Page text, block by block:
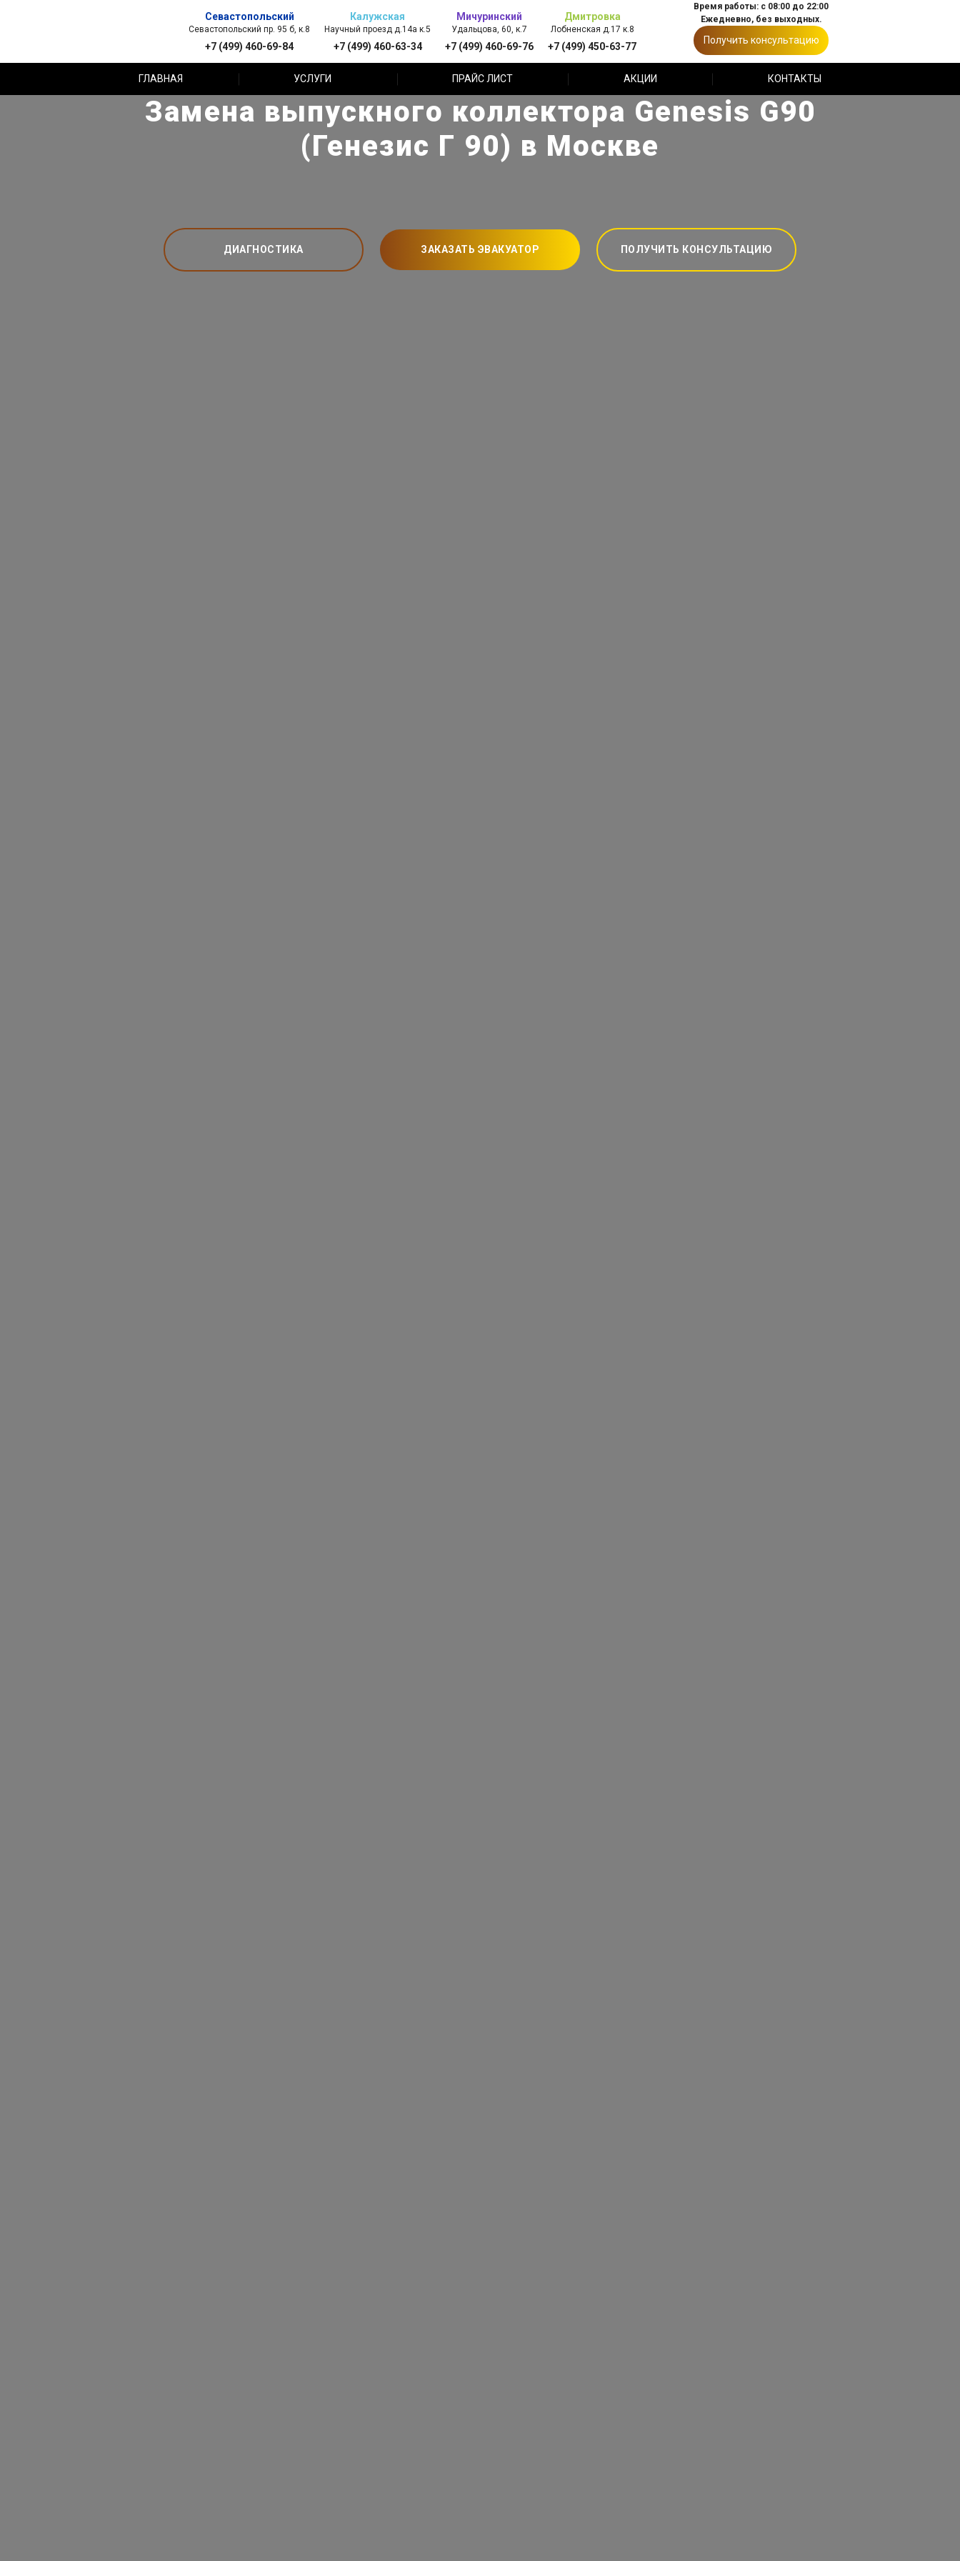
Севастопольский
Севастопольский пр. 95 б, к.8
+7 (499) 460-69-84
Калужская
Научный проезд д.14а к.5
+7 (499) 460-63-34
Мичуринский
Удальцова, 60, к.7
+7 (499) 460-69-76
Дмитровка
Лобненская д.17 к.8
+7 (499) 450-63-77
Время работы: с 08:00 до 22:00
Ежедневно, без выходных.
Получить консультацию
ГЛАВНАЯ УСЛУГИ ПРАЙС ЛИСТ АКЦИИ КОНТАКТЫ
Замена выпускного коллектора Genesis G90
(Генезис Г 90) в Москве
ДИАГНОСТИКА ЗАКАЗАТЬ ЭВАКУАТОР ПОЛУЧИТЬ КОНСУЛЬТАЦИЮ